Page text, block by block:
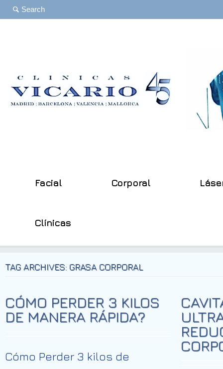
Facial Corporal
Clínicas
TAG ARCHIVES: GRASA CORPORAL
CÓMO PERDER 3 KILOS
DE MANERA RÁPIDA?
Cómo Perder 3 kilos de